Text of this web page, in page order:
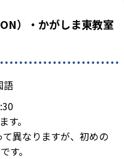
）・かがしま東教室
語
。
異なりますが、初めの
す。